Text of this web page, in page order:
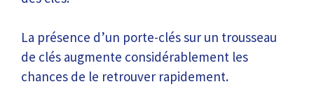
La présence d’un porte-clés sur un trousseau
de clés augmente considérablement les
chances de le retrouver rapidement.